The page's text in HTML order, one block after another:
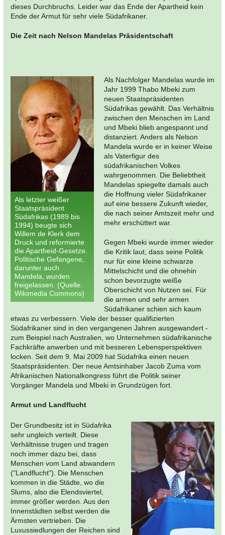
dieses Durchbruchs. Leider war das Ende der Apartheid kein
Ende der Armut für sehr viele Südafrikaner.
Die Zeit nach Nelson Mandelas Präsidentschaft
Als letzter weißer
Staatspräsident
Südafrikas (1989 bis
1994) beugte sich
Willem de Klerk dem
Druck und reformierte
die Apartheid-Gesetze.
Politische Gefangene,
darunter auch
Mandela, wurden
freigelassen. (Quelle:
Wikimedia Commons)
Als Nachfolger Mandelas wurde im
Jahr 1999 Thabo Mbeki zum
neuen Staatspräsidenten
Südafrikas gewählt. Das Verhältnis
zwischen den Menschen im Land
und Mbeki blieb angespannt und
distanziert. Anders als Nelson
Mandela wurde er in keiner Weise
als Vaterfigur des
südafrikanischen Volkes
wahrgenommen. Die Beliebtheit
Mandelas spiegelte damals auch
die Hoffnung vieler Südafrikaner
auf eine bessere Zukunft wieder,
die nach seiner Amtszeit mehr und
mehr erschüttert war.
Gegen Mbeki wurde immer wieder
die Kritik laut, dass seine Politik
nur für eine kleine schwarze
Mittelschicht und die ohnehin
schon bevorzugte weiße
Oberschicht von Nutzen sei. Für
die armen und sehr armen
Südafrikaner schien sich kaum
etwas zu verbessern. Viele der besser qualifizierten
Südafrikaner sind in den vergangenen Jahren ausgewandert -
zum Beispiel nach Australien, wo Unternehmen südafrikanische
Fachkräfte anwerben und mit besseren Lebensperspektiven
locken. Seit dem 9. Mai 2009 hat Südafrika einen neuen
Staatspräsidenten. Der neue Amtsinhaber Jacob Zuma vom
Afrikanischen Nationalkongress führt die Politik seiner
Vorgänger Mandela und Mbeki in Grundzügen fort.
Armut und Landflucht
Der Grundbesitz ist in Südafrika
sehr ungleich verteilt. Diese
Verhältnisse trugen und tragen
noch immer dazu bei, dass
Menschen vom Land abwandern
("Landflucht"). Die Menschen
kommen in die Städte, wo die
Slums, also die Elendsviertel,
immer größer werden. Aus den
Innenstädten selbst werden die
Ärmsten vertrieben. Die
Luxussiedlungen der Reichen sind